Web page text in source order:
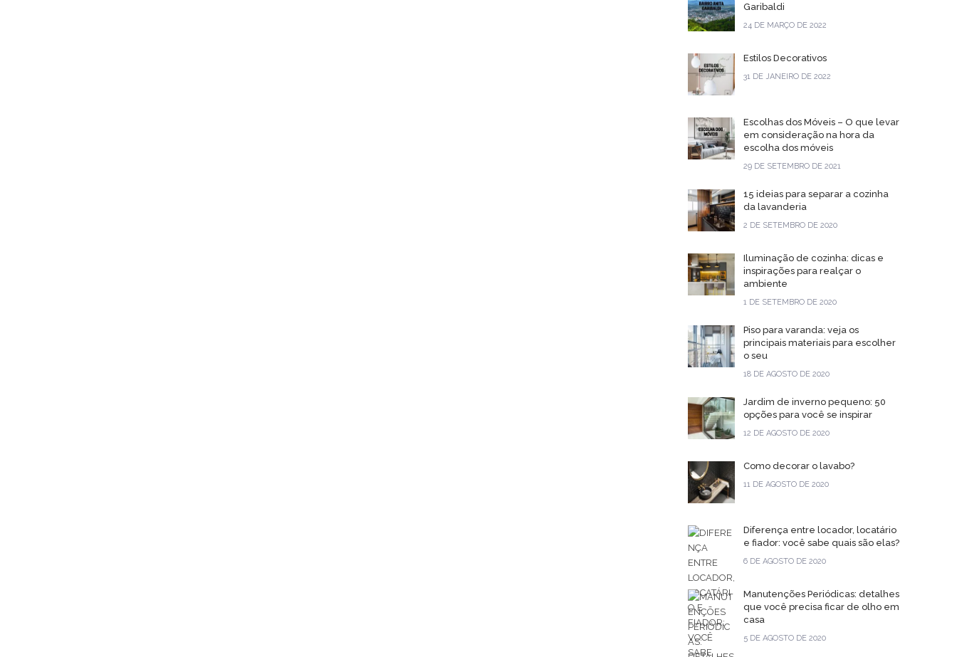
Garibaldi
24 DE MARÇO DE 2022
Estilos Decorativos
31 DE JANEIRO DE 2022
Escolhas dos Móveis – O que levar
em consideração na hora da
escolha dos móveis
29 DE SETEMBRO DE 2021
15 ideias para separar a cozinha
da lavanderia
2 DE SETEMBRO DE 2020
Iluminação de cozinha: dicas e
inspirações para realçar o
ambiente
1 DE SETEMBRO DE 2020
Piso para varanda: veja os
principais materiais para escolher
o seu
18 DE AGOSTO DE 2020
Jardim de inverno pequeno: 50
opções para você se inspirar
12 DE AGOSTO DE 2020
Como decorar o lavabo?
11 DE AGOSTO DE 2020
Diferença entre locador, locatário
e fiador: você sabe quais são elas?
6 DE AGOSTO DE 2020
Manutenções Periódicas: detalhes
que você precisa ficar de olho em
casa
5 DE AGOSTO DE 2020